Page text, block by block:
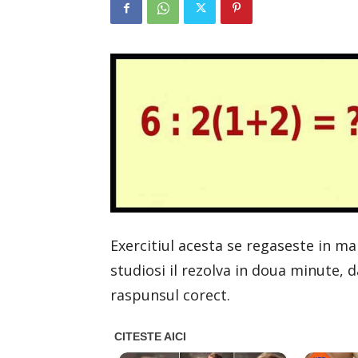
Exercitiul acesta se regaseste in
studiosi il rezolva in doua minute,
raspunsul corect.